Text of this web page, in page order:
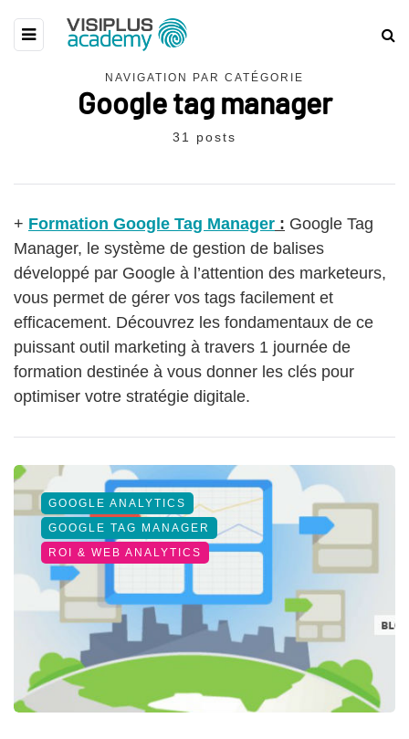
NAVIGATION PAR CATÉGORIE
Google tag manager
31 posts
+ Formation Google Tag Manager : Google Tag
Manager, le système de gestion de balises
développé par Google à l’attention des marketeurs,
vous permet de gérer vos tags facilement et
efficacement. Découvrez les fondamentaux de ce
puissant outil marketing à travers 1 journée de
formation destinée à vous donner les clés pour
optimiser votre stratégie digitale.
GOOGLE ANALYTICS
GOOGLE TAG MANAGER
ROI & WEB ANALYTICS